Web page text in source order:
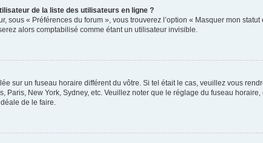
de la liste des utilisateurs en ligne ?
sous « Préférences du forum », vous trouverez l’option « Masquer mon
alors comptabilisé comme étant un utilisateur invisible.
sur un fuseau horaire différent du vôtre. Si tel était le cas, veuillez vous
Paris, New York, Sydney, etc. Veuillez noter que le réglage du fuseau
de le faire.